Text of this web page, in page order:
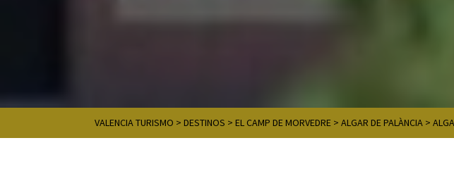
VALENCIA TURISMO >DESTINOS >EL CAMP DE MORVEDRE >ALGAR DE PALÀNCIA >